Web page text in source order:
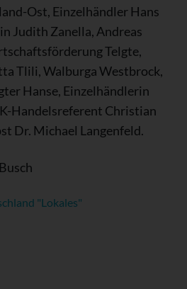
Ost, Einzelhändler Hans
Judith Zanella, Andreas
Telgte,
Tlili, Walburga Westbrock,
Hanse, Einzelhändlerin
Handelsreferent Christian
Dr. Michael Langenfeld.
"Lokales"